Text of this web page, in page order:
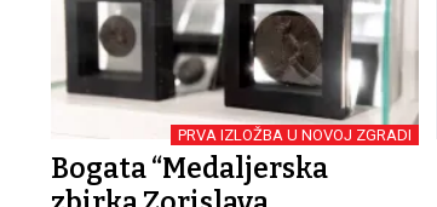
PRVA IZLOŽBA U NOVOJ ZGRADI
Bogata “Medaljerska